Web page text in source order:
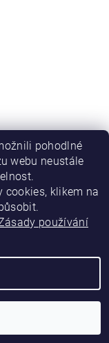
údajů
pohodlné
webu neustále
.
cookies, klikem na
používání